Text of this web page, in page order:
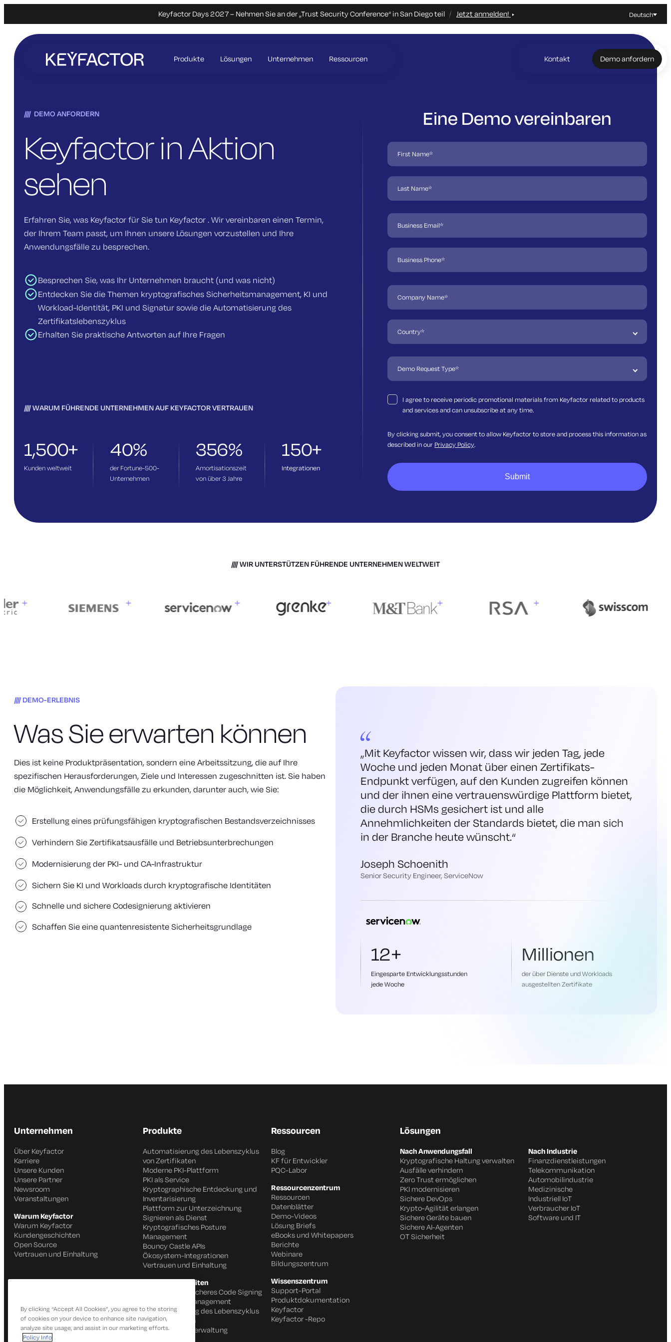
Keyfactor Days 2027 – Nehmen Sie an der „Trust Security Conference“ in San Diego teil Jetzt anmelden! Deutsch
Zum
springen
Produkte Lösungen Unternehmen Ressourcen Kontakt Demo anfordern
DEMO ANFORDERN
Keyfactor in Aktion
sehen
Erfahren Sie, was Keyfactor für Sie tun Keyfactor . Wir vereinbaren einen Termin,
der Ihrem Team passt, um Ihnen unsere Lösungen vorzustellen und Ihre
Anwendungsfälle zu besprechen.
Besprechen Sie, was Ihr Unternehmen braucht (und was nicht)
Entdecken Sie die Themen kryptografisches Sicherheitsmanagement, KI und
Workload-Identität, PKI und Signatur sowie die Automatisierung des
Zertifikatslebenszyklus
Erhalten Sie praktische Antworten auf Ihre Fragen
WARUM FÜHRENDE UNTERNEHMEN AUF KEYFACTOR VERTRAUEN
1,500+
Kunden weltweit
40%
der Fortune-500-
Unternehmen
356%
Amortisationszeit
von über 3Jahre
150+
Integrationen
Eine Demo vereinbaren
I agree to receive periodic promotional materials from Keyfactor related to products
and services and can unsubscribe at any time.
By clicking submit, you consent to allow Keyfactor to store and process this information as
described in our Privacy Policy.
WIR UNTERSTÜTZEN FÜHRENDE UNTERNEHMEN WELTWEIT
DEMO-ERLEBNIS
Was Sie erwarten können
Dies ist keine Produktpräsentation, sondern eine Arbeitssitzung, die auf Ihre
spezifischen Herausforderungen, Ziele und Interessen zugeschnitten ist. Sie haben
die Möglichkeit, Anwendungsfälle zu erkunden, darunter auch, wie Sie:
Erstellung eines prüfungsfähigen kryptografischen Bestandsverzeichnisses
Verhindern Sie Zertifikatsausfälle und Betriebsunterbrechungen
Modernisierung der PKI- und CA-Infrastruktur
Sichern Sie KI und Workloads durch kryptografische Identitäten
Schnelle und sichere Codesignierung aktivieren
Schaffen Sie eine quantenresistente Sicherheitsgrundlage
„Mit Keyfactor wissen wir, dass wir jeden Tag, jede
Woche und jeden Monat über einen Zertifikats-
Endpunkt verfügen, auf den Kunden zugreifen können
und der ihnen eine vertrauenswürdige Plattform bietet,
die durch HSMs gesichert ist und alle
Annehmlichkeiten der Standards bietet, die man sich
in der Branche heute wünscht.“
Joseph Schoenith
Senior Security Engineer, ServiceNow
12+
Eingesparte Entwicklungsstunden
jede Woche
Millionen
der über Dienste und Workloads
ausgestellten Zertifikate
Unternehmen
Über Keyfactor
Karriere
Unsere Kunden
Unsere Partner
Newsroom
Veranstaltungen
Warum Keyfactor
Warum Keyfactor
Kundengeschichten
Open Source
Vertrauen und Einhaltung
Produkte
Automatisierung des Lebenszyklus
von Zertifikaten
Moderne PKI-Plattform
PKI als Service
Kryptographische Entdeckung und
Inventarisierung
Plattform zur Unterzeichnung
Signieren als Dienst
Kryptografisches Posture
Management
Bouncy Castle APIs
Ökosystem-Integrationen
Vertrauen und Einhaltung
Produktfähigkeiten
Schnelles und sicheres Code Signing
IoT Identitätsmanagement
Automatisierung des Lebenszyklus
von Zertifikaten
SSH-Schlüsselverwaltung
Ressourcen
Blog
KF für Entwickler
PQC-Labor
Ressourcenzentrum
Ressourcen
Datenblätter
Demo-Videos
Lösung Briefs
eBooks und Whitepapers
Berichte
Webinare
Bildungszentrum
Wissenszentrum
Support-Portal
Produktdokumentation
Keyfactor
Keyfactor -Repo
Lösungen
Nach Anwendungsfall
Kryptografische Haltung verwalten
Ausfälle verhindern
Zero Trust ermöglichen
PKI modernisieren
Sichere DevOps
Krypto-Agilität erlangen
Sichere Geräte bauen
Sichere AI-Agenten
OT Sicherheit
Nach Industrie
Finanzdienstleistungen
Telekommunikation
Automobilindustrie
Medizinische
Industriell IoT
Verbraucher IoT
Software und IT
By clicking “Accept All Cookies”, you agree to the storing
of cookies on your device to enhance site navigation,
analyze site usage, and assist in our marketing efforts.
Policy Info